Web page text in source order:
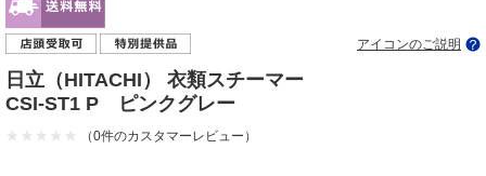
アイコンのご説明
日立（HITACHI） 衣類スチーマー
CSI-ST1 P ピンクグレー
（0件のカスタマーレビュー）